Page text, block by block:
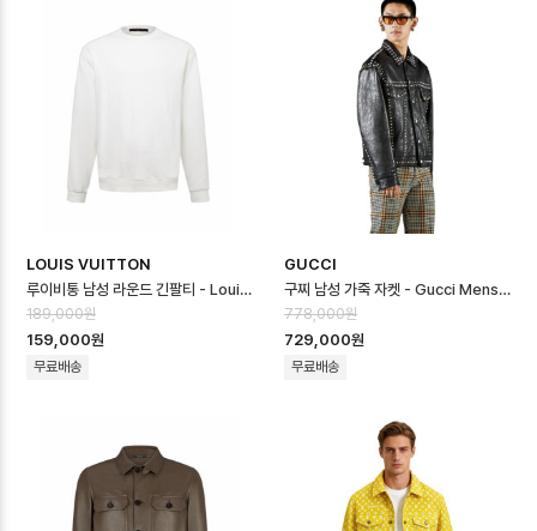
LOUIS VUITTON
루이비통 남성 라운드 긴팔티 - Louis vuitton Mens Round Tshirt …
189,000원
159,000원
무료배송
GUCCI
구찌 남성 가죽 자켓 - Gucci Mens Leather Jacket - guc16734…
778,000원
729,000원
무료배송